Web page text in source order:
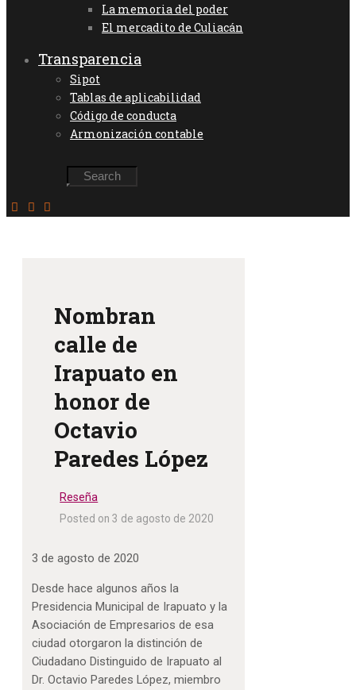
La memoria del poder
El mercadito de Culiacán
Transparencia
Sipot
Tablas de aplicabilidad
Código de conducta
Armonización contable
Nombran
calle de
Irapuato en
honor de
Octavio
Paredes López
Reseña
Posted on 3 de agosto de 2020
3 de agosto de 2020
Desde hace algunos años la
Presidencia Municipal de Irapuato y la
Asociación de Empresarios de esa
ciudad otorgaron la distinción de
Ciudadano Distinguido de Irapuato al
Dr. Octavio Paredes López, miembro